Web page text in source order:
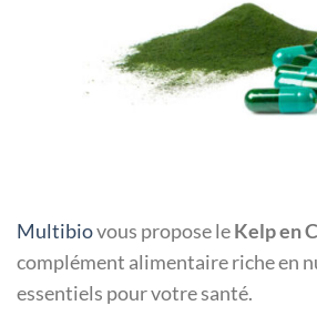
Multibiovous propose leKelp en
complément alimentaire riche en
essentiels pour votre santé.